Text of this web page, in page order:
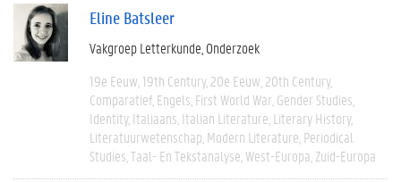
Eline Batsleer
Vakgroep Letterkunde Onderzoek
19e Eeuw 19th Century 20e Eeuw 20th Century
Comparatief Engels First World War Gender Studies
Identity Italiaans Italian Literature Literary History
Literatuurwetenschap Modern Literature Periodical
Studies Taal- En Tekstanalyse West-Europa Zuid-Europa